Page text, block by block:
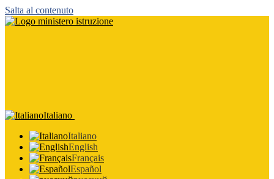
Salta al contenuto
Italiano
Italiano
English
Français
Español